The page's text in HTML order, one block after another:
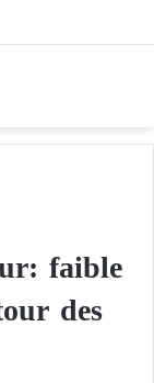
faible
des